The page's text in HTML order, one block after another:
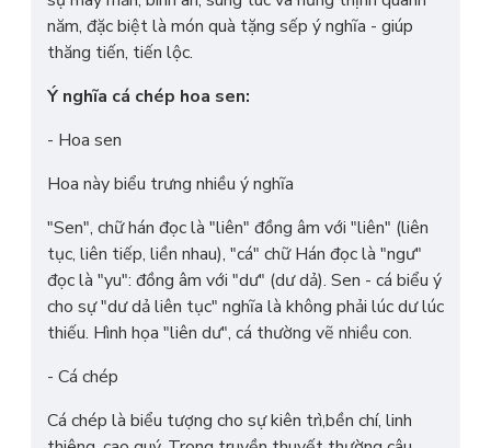
năm, đặc biệt là món quà tặng sếp ý nghĩa - giúp
thăng tiến, tiến lộc.
Ý nghĩa cá chép hoa sen:
- Hoa sen
Hoa này biểu trưng nhiều ý nghĩa
"Sen", chữ hán đọc là "liên" đồng âm với "liên" (liên
tục, liên tiếp, liền nhau), "cá" chữ Hán đọc là "ngư"
đọc là "yu": đồng âm với "dư" (dư dả). Sen - cá biểu ý
cho sự "dư dả liên tục" nghĩa là không phải lúc dư lúc
thiếu. Hình họa "liên dư", cá thường vẽ nhiều con.
- Cá chép
Cá chép là biểu tượng cho sự kiên trì,bền chí, linh